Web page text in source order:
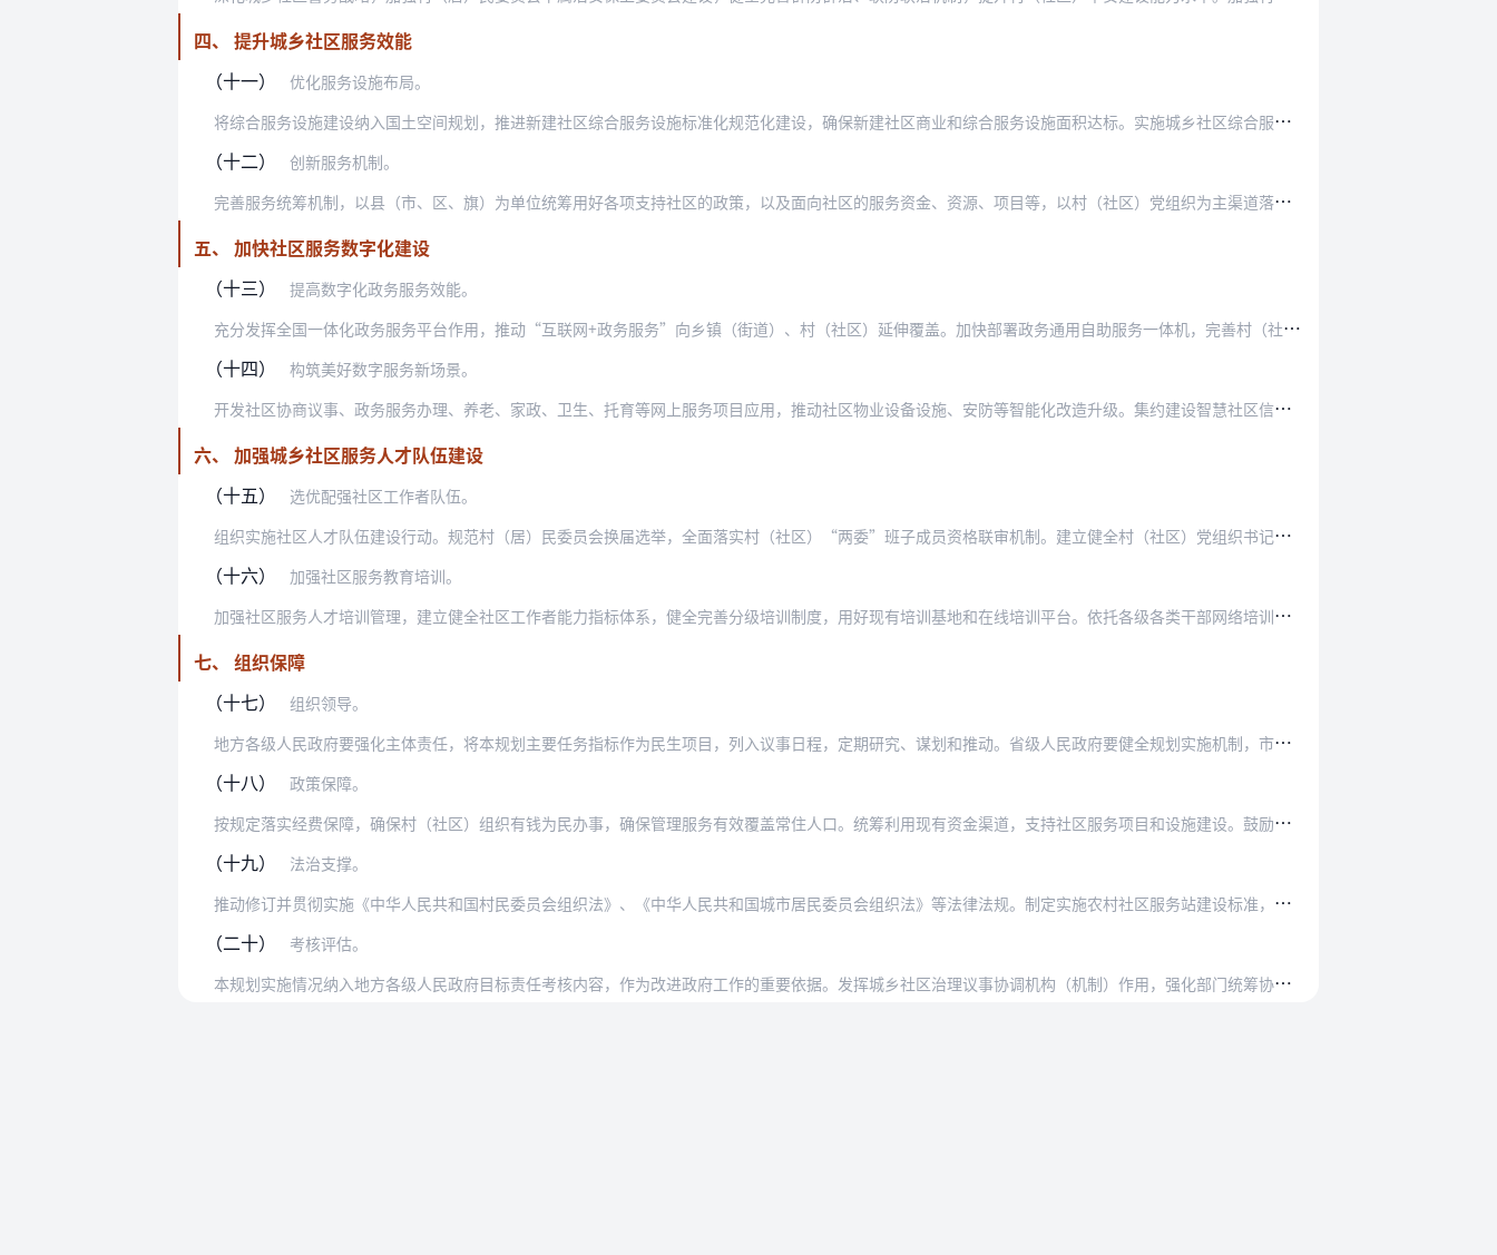
四、 提升城乡社区服务效能
（十一）
优化服务设施布局。
将
综合服务设施建设纳入国土空间规划，推进新建社区综合服务设施标准化规范化建设，确保新建社区商业和综合服务设施面积达标。实施城乡社区综合服务设施补短板工程，鼓励通…
（十二）
创新服务机制。
完
善服务统筹机制，以县（市、区、旗）为单位统筹用好各项支持社区的政策，以及面向社区的服务资金、资源、项目等，以村（社区）党组织为主渠道落实。发挥基层群众性自治组…
五、 加快社区服务数字化建设
（十三）
提高数字化政务服务效能。
充
分发挥全国一体化政务服务平台作用，推动“互联网+政务服务”向乡镇（街道）、村（社区）延伸覆盖。加快部署政务通用自助服务一体机，完善村（社区）政务自助便民服务网…
（十四）
构筑美好数字服务新场景。
开
发社区协商议事、政务服务办理、养老、家政、卫生、托育等网上服务项目应用，推动社区物业设备设施、安防等智能化改造升级。集约建设智慧社区信息系统，开发智慧社区移动…
六、 加强城乡社区服务人才队伍建设
（十五）
选优配强社区工作者队伍。
组
织实施社区人才队伍建设行动。规范村（居）民委员会换届选举，全面落实村（社区）“两委”班子成员资格联审机制。建立健全村（社区）党组织书记后备人才库，依法选优配强…
（十六）
加强社区服务教育培训。
加
强社区服务人才培训管理，建立健全社区工作者能力指标体系，健全完善分级培训制度，用好现有培训基地和在线培训平台。依托各级各类干部网络培训平台开放共享社区服务精品…
七、 组织保障
（十七）
组织领导。
地
方各级人民政府要强化主体责任，将本规划主要任务指标作为民生项目，列入议事日程，定期研究、谋划和推动。省级人民政府要健全规划实施机制，市、县级人民政府要做好资金…
（十八）
政策保障。
按
规定落实经费保障，确保村（社区）组织有钱为民办事，确保管理服务有效覆盖常住人口。统筹利用现有资金渠道，支持社区服务项目和设施建设。鼓励通过慈善捐赠等方式，引导…
（十九）
法治支撑。
推
动修订并贯彻实施《中华人民共和国村民委员会组织法》、《中华人民共和国城市居民委员会组织法》等法律法规。制定实施农村社区服务站建设标准，强化村级综合服务功能。完…
（二十）
考核评估。
本
规划实施情况纳入地方各级人民政府目标责任考核内容，作为改进政府工作的重要依据。发挥城乡社区治理议事协调机构（机制）作用，强化部门统筹协调。各级民政部门要定期组…